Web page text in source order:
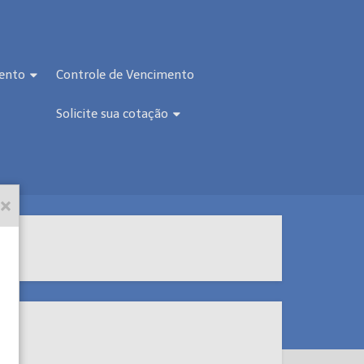
Controle de Vencimento
Solicite sua cotação